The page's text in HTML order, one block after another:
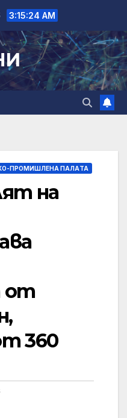
3:15:24 AM
ПРОМИШЛЕНА ПАЛAТА
на
от
360